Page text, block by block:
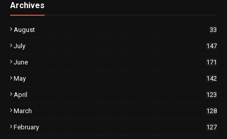
Archives
August 33
July 147
June 171
May 142
April 123
March 128
February 127